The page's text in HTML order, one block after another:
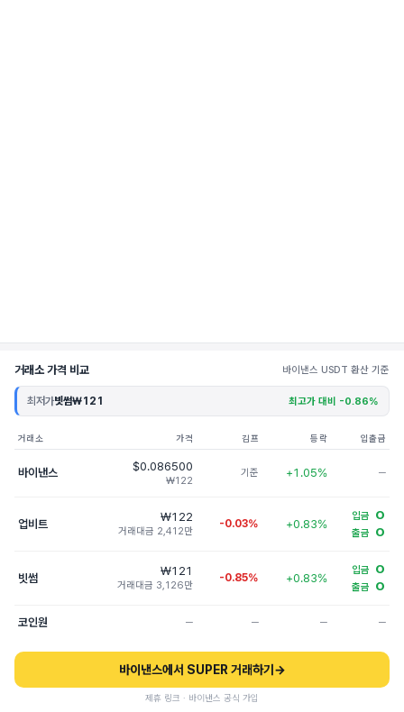
거래소 가격 비교 바이낸스 USDT 환산 기준
최저가빗썸₩121 최고가 대비 -0.86%
거래소 가격 김프 등락 입출금
바이낸스 $0.086500
₩122
기준 +1.05% ─
업비트
₩122
거래대금 2,412만
-0.03% +0.83%
입금 O
출금 O
빗썸
₩121
거래대금 3,126만
-0.85% +0.83%
입금 O
출금 O
코인원 ─ ─ ─ ─
바이낸스에서 SUPER 거래하기 →
제휴 링크 · 바이낸스 공식 가입